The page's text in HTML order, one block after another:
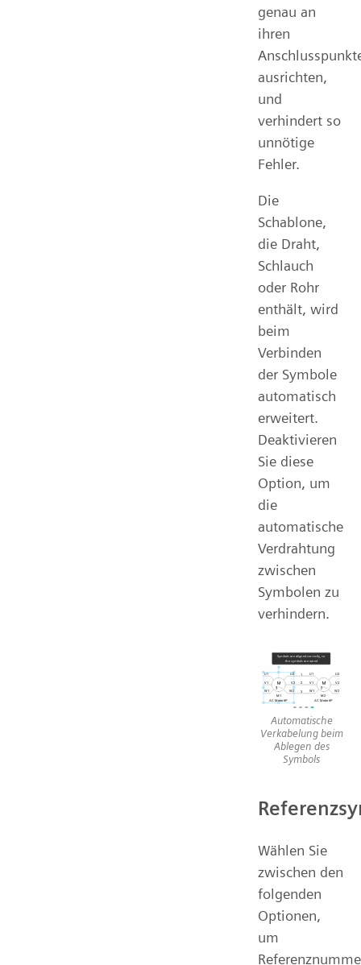
genau an
ihren
ausrichten,
und
verhindert so
unnötige
Fehler.
Die
Schablone,
die Draht,
Schlauch
oder Rohr
enthält, wird
beim
Verbinden
der Symbole
automatisch
erweitert.
Deaktivieren
Sie diese
Option, um
die
automatische
Verdrahtung
zwischen
Symbolen zu
verhindern.
Automatische
Verkabelung beim
Ablegen des
Symbols
Wählen Sie
zwischen den
folgenden
Optionen,
um